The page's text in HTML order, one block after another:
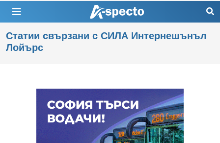
Статии свързани с СИЛА Интернешънъл
Лойърс